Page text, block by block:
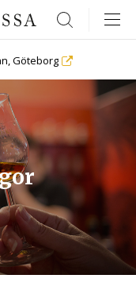
Göteborg
Search